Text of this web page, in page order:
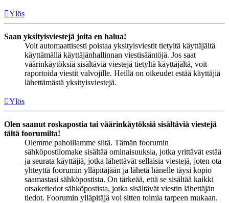
Ylös
Saan yksityisviestejä joita en halua!
Voit automaattisesti poistaa yksityisviestit tietyltä käyttäjältä
käyttämällä käyttäjänhallinnan viestisääntöjä. Jos saat
väärinkäytöksiä sisältäviä viestejä tietyltä käyttäjältä, voit
raportoida viestit valvojille. Heillä on oikeudet estää käyttäjiä
lähettämästä yksityisviestejä.
Ylös
Olen saanut roskapostia tai väärinkäytöksiä sisältäviä viestejä
tältä foorumilta!
Olemme pahoillamme siitä. Tämän foorumin
sähköpostilomake sisältää ominaisuuksia, jotka yrittävät estää
ja seurata käyttäjiä, jotka lähettävät sellaisia viestejä, joten ota
yhteyttä foorumin ylläpitäjään ja lähetä hänelle täysi kopio
saamastasi sähköpostista. On tärkeää, että se sisältää kaikki
otsaketiedot sähköpostista, jotka sisältävät viestin lähettäjän
tiedot. Foorumin ylläpitäjä voi sitten toimia tarpeen mukaan.